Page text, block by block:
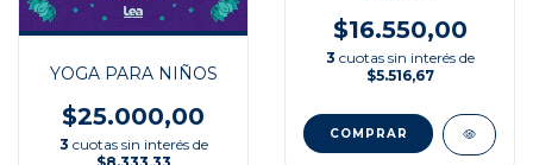
YOGA PARA NIÑOS
$25.000,00
3 cuotas sin interés de
$16.550,00
3 cuotas sin interés de
$5.516,67